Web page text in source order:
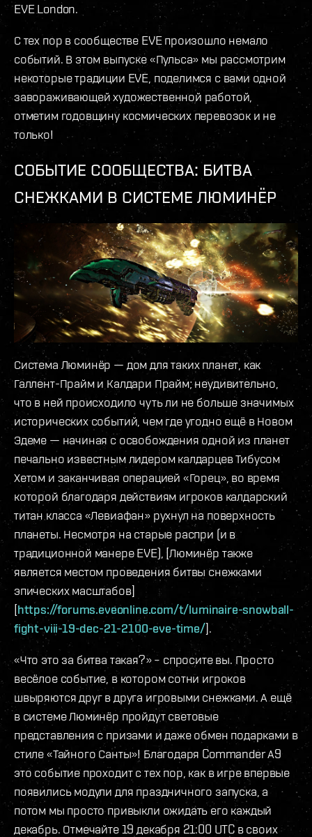
EVE London.
С тех пор в сообществе EVE произошло немало
событий. В этом выпуске «Пульса» мы рассмотрим
некоторые традиции EVE, поделимся с вами одной
завораживающей художественной работой,
отметим годовщину космических перевозок и не
только!
СОБЫТИЕ СООБЩЕСТВА: БИТВА
СНЕЖКАМИ В СИСТЕМЕ ЛЮМИНЁР
Система Люминёр — дом для таких планет, как
Галлент-Прайм и Калдари Прайм; неудивительно,
что в ней происходило чуть ли не больше значимых
исторических событий, чем где угодно ещё в Новом
Эдеме — начиная с освобождения одной из планет
печально известным лидером калдарцев Тибусом
Хетом и заканчивая операцией «Горец», во время
которой благодаря действиям игроков калдарский
титан класса «Левиафан» рухнул на поверхность
планеты. Несмотря на старые распри (и в
традиционной манере EVE), [Люминёр также
является местом проведения битвы снежками
эпических масштабов]
[https://forums.eveonline.com/t/luminaire-snowball-
fight-viii-19-dec-21-2100-eve-time/].
«Что это за битва такая?» – спросите вы. Просто
весёлое событие, в котором сотни игроков
швыряются друг в друга игровыми снежками. А ещё
в системе Люминёр пройдут световые
представления с призами и даже обмен подарками в
стиле «Тайного Санты»! Благодаря Commander А9
это событие проходит с тех пор, как в игре впервые
появились модули для праздничного запуска, а
потом мы просто привыкли ожидать его каждый
декабрь. Отмечайте 19 декабря 21:00 UTC в своих